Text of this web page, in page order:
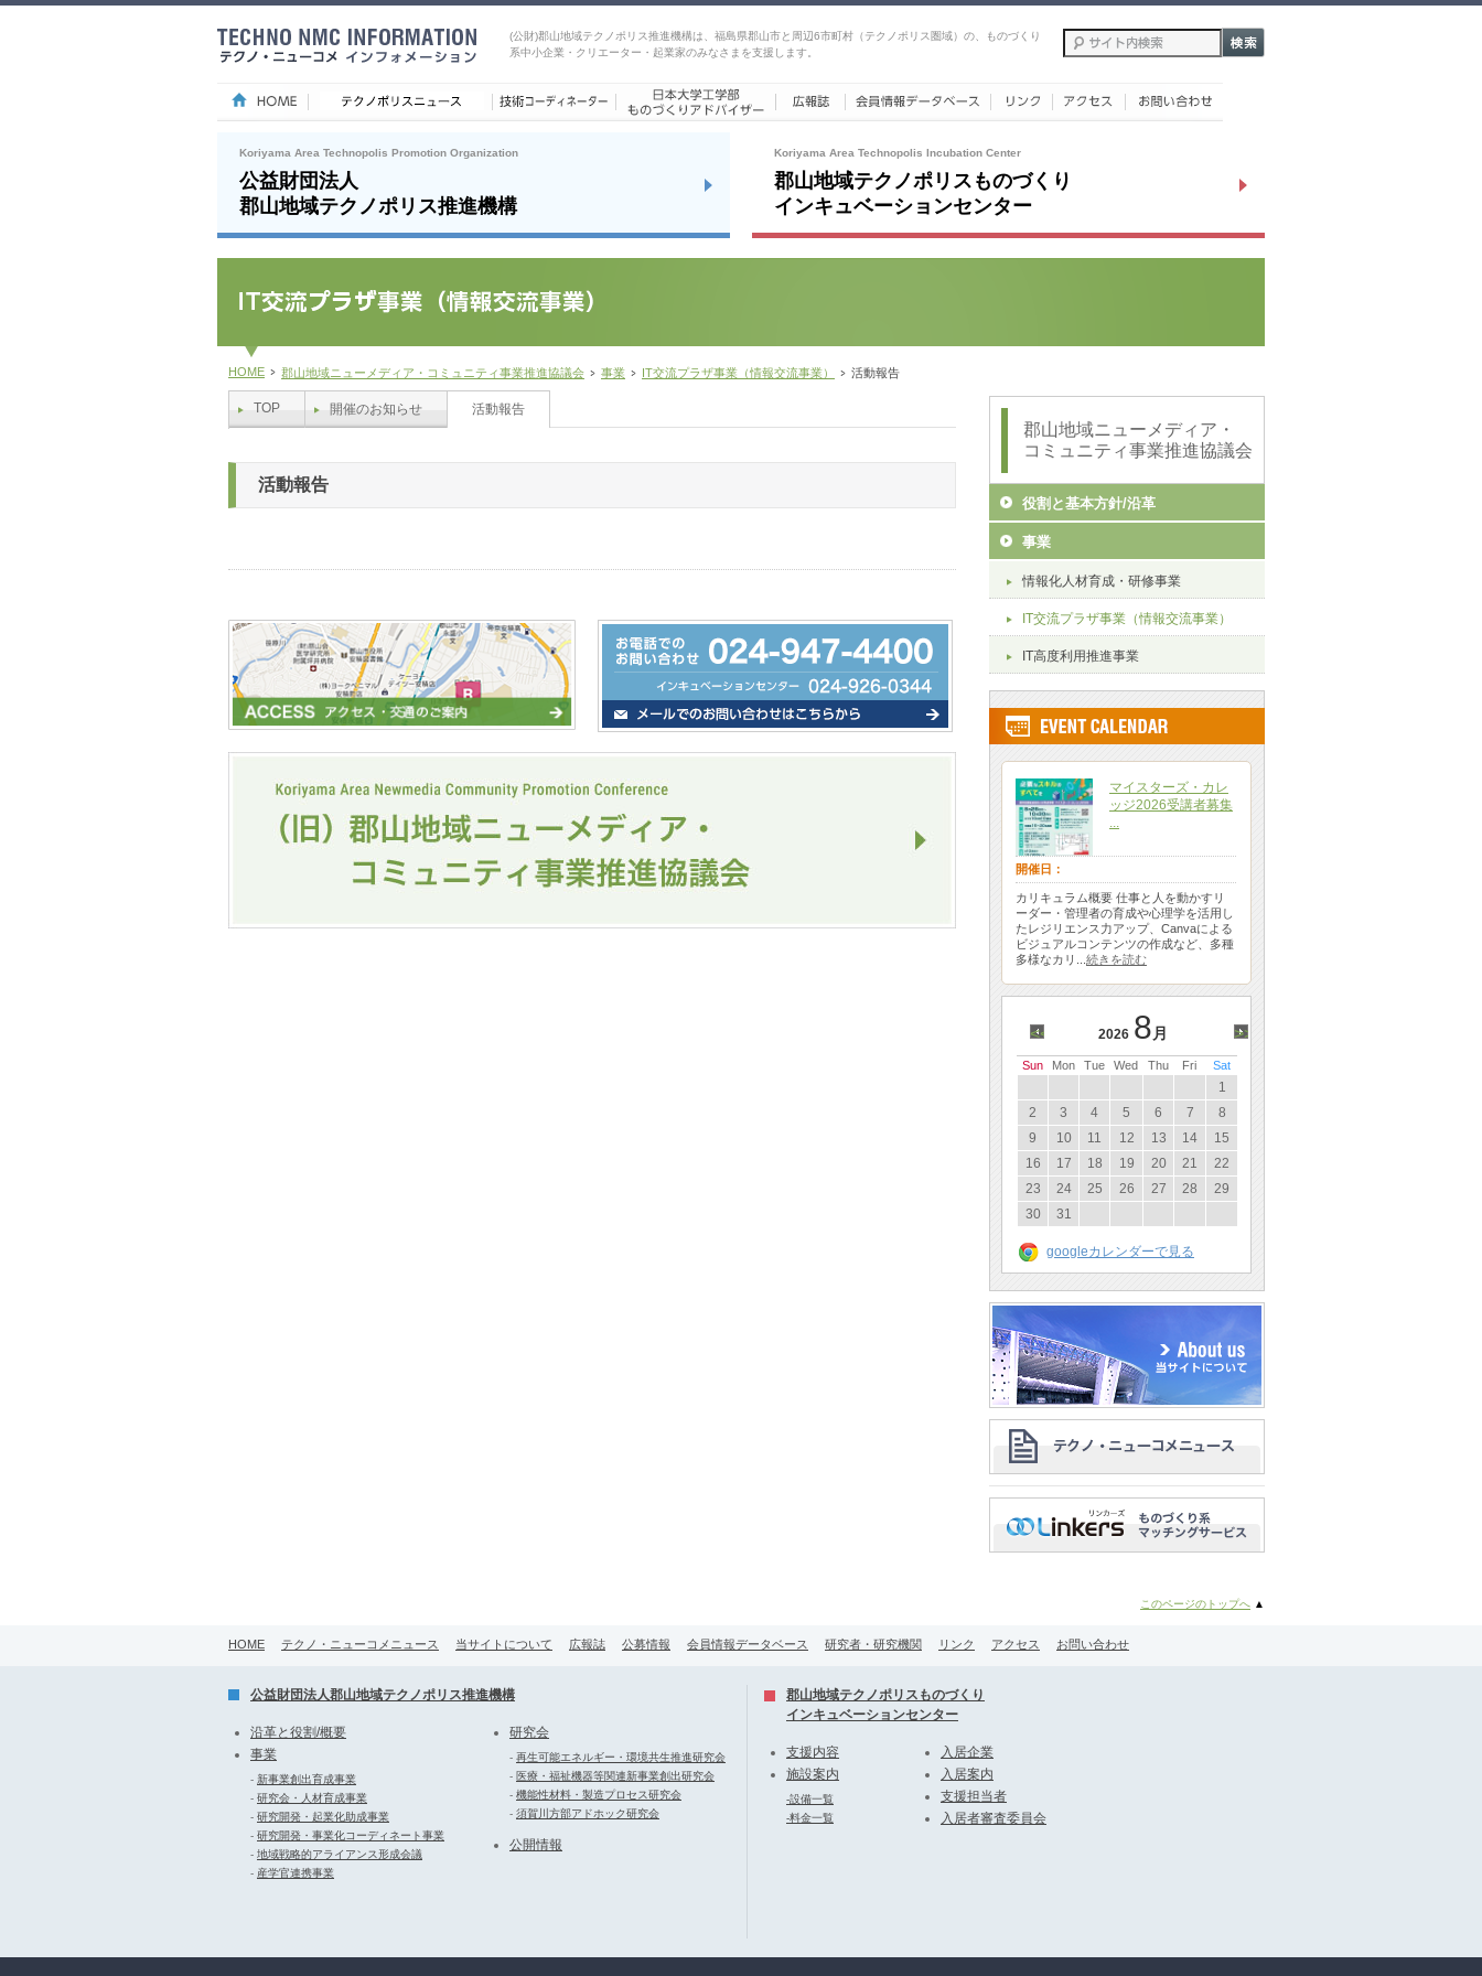
(公財)郡山地域テクノポリス推進機構は、福島県郡山市と周辺6市町村（テクノポリス圏域）の、ものづくり
系中小企業・クリエーター・起業家のみなさまを支援します。
Koriyama Area Technopolis Promotion Organization
公益財団法人
郡山地域テクノポリス推進機構
Koriyama Area Technopolis Incubation Center
郡山地域テクノポリスものづくり
インキュベーションセンター
HOME 郡山地域ニューメディア・コミュニティ事業推進協議会 事業 IT交流プラザ事業（情報交流事業） 活動報告
TOP 開催のお知らせ 活動報告
活動報告
郡山地域ニューメディア・
コミュニティ事業推進協議会
役割と基本方針/沿革
事業
情報化人材育成・研修事業
IT交流プラザ事業（情報交流事業）
IT高度利用推進事業
マイスターズ・カレ
ッジ2026受講者募集
...
開催日：
カリキュラム概要 仕事と人を動かすリ
ーダー・管理者の育成や心理学を活用し
たレジリエンス力アップ、Canvaによる
ビジュアルコンテンツの作成など、多種
多様なカリ... 続きを読む
2026 8 月
<< >>
Sun Mon Tue Wed Thu Fri Sat
1
2
3 4 5 6 7
8
9
10 11 12 13 14
15
16
17 18 19 20 21
22
23
24 25 26 27 28
29
30
31
googleカレンダーで見る
このページのトップへ ▲
HOME テクノ・ニューコメニュース 当サイトについて 広報誌 公募情報 会員情報データベース 研究者・研究機関 リンク アクセス お問い合わせ
公益財団法人郡山地域テクノポリス推進機構
沿革と役割/概要
事業
- 新事業創出育成事業
- 研究会・人材育成事業
- 研究開発・起業化助成事業
- 研究開発・事業化コーディネート事業
- 地域戦略的アライアンス形成会議
- 産学官連携事業
研究会
- 再生可能エネルギー・環境共生推進研究会
- 医療・福祉機器等関連新事業創出研究会
- 機能性材料・製造プロセス研究会
- 須賀川方部アドホック研究会
公開情報
郡山地域テクノポリスものづくり
インキュベーションセンター
支援内容
施設案内
-設備一覧
-料金一覧
入居企業
入居案内
支援担当者
入居者審査委員会